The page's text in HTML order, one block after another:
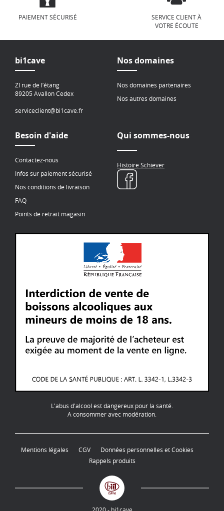
PAIEMENT SÉCURISÉ
SERVICE CLIENT À
VOTRE ÉCOUTE
bi1cave
ZI rue de l’étang
89205 Avallon Cedex
serviceclient@bi1cave.fr
Nos domaines
Nos domaines partenaires
Nos autres domaines
Besoin d'aide
Contactez-nous
Infos sur paiement sécurisé
Nos conditions de livraison
FAQ
Points de retrait magasin
Qui sommes-nous
Histoire Schiever
L'abus d'alcool est dangereux pour la santé.
A consommer avec modération.
Mentions légales CGV
Données personnelles et Cookies
Rappels produits